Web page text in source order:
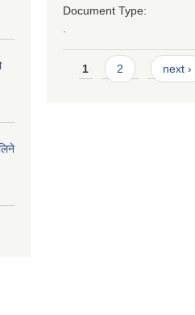
Document Type:
Pages
1 2 next ›